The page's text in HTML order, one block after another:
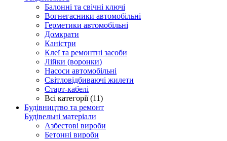
Балонні та свічні ключі
Вогнегасники автомобільні
Герметики автомобільні
Домкрати
Каністри
Клеї та ремонтні засоби
Лійки (воронки)
Насоси автомобільні
Світловідбиваючі жилети
Старт-кабелі
Всі категорії (11)
Будівництво та ремонт
Будівельні матеріали
Азбестові вироби
Бетонні вироби